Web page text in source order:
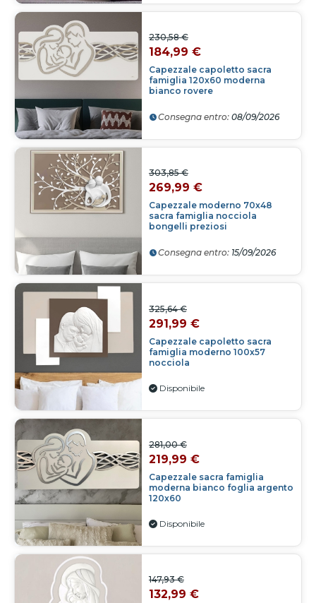
Capezzale capoletto sacra
famiglia 120x60 moderna
bianco rovere
230,58 €
184,99 €
Consegna entro: 08/09/2026
Capezzale moderno 70x48
sacra famiglia nocciola
bongelli preziosi
303,85 €
269,99 €
Consegna entro: 15/09/2026
Capezzale capoletto sacra
famiglia moderno 100x57
nocciola
325,64 €
291,99 €
Disponibile
Capezzale sacra famiglia
moderna bianco foglia argento
120x60
281,00 €
219,99 €
Disponibile
147,93 €
132,99 €